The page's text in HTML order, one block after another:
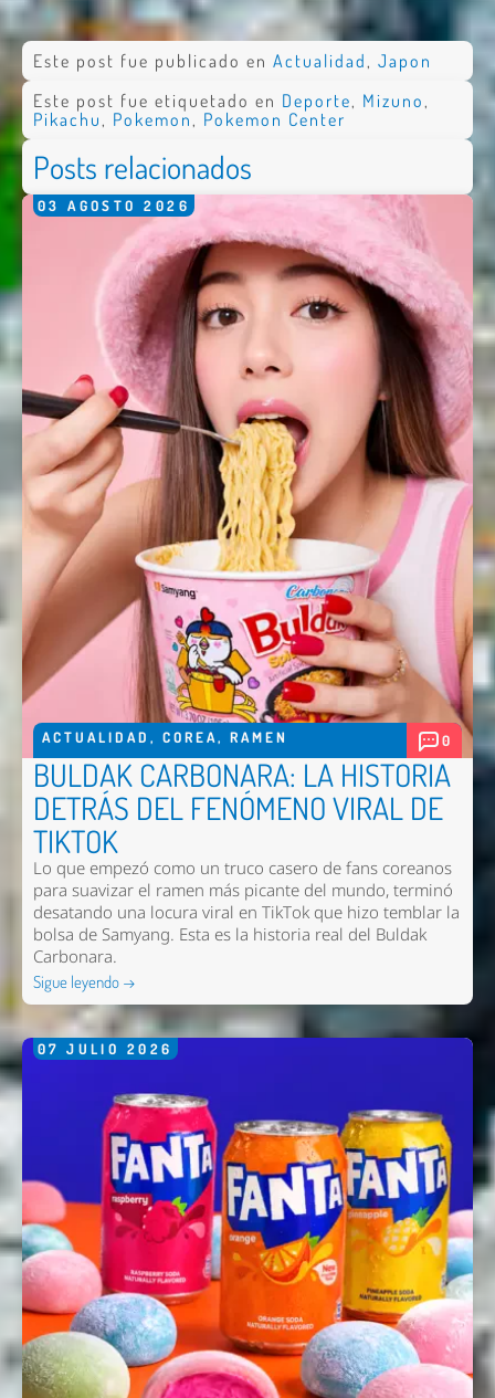
Este post fue publicado en Actualidad , Japon
Este post fue etiquetado en Deporte, Mizuno ,
Pikachu , Pokemon , Pokemon Center
Posts relacionados
03 AGOSTO 2026
ACTUALIDAD , COREA, RAMEN 0
BULDAK CARBONARA: LA HISTORIA
DETRÁS DEL FENÓMENO VIRAL DE
TIKTOK
Lo que empezó como un truco casero de fans coreanos
para suavizar el ramen más picante del mundo, terminó
desatando una locura viral en TikTok que hizo temblar la
bolsa de Samyang. Esta es la historia real del Buldak
Carbonara.
Sigue leyendo →
07 JULIO 2026
Nombre *
Email *
Comentario *
Enviar